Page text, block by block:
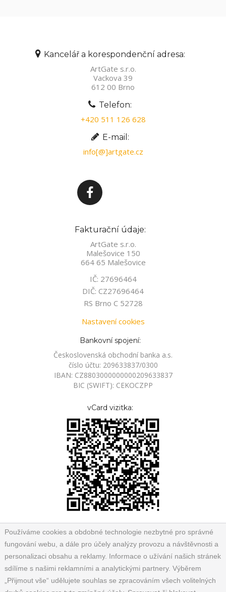
Kancelář a korespondenční adresa:
ArtGate s.r.o.
Vackova 39
612 00 Brno
Telefon:
+420 511 126 628
E-mail:
info[@]artgate.cz
Fakturační údaje:
ArtGate s.r.o.
Malešovice 150
664 65 Malešovice
IČ: 27696464
DIČ: CZ27696464
RS Brno C 52728
Nastavení cookies
Bankovní spojení:
Československá obchodní banka a.s.
číslo účtu: 209633837/0300
IBAN: CZ8803000000000209633837
BIC (SWIFT): CEKOCZPP
vCard vizitka:
Používáme cookies a obdobné technologie nezbytné pro správné
fungování webu, a dále pro účely analýzy provozu a návštěvnosti a
personalizaci obsahu a reklamy. Informace o užívání našich stránek
sdílíme s našimi reklamními a analytickými partnery. Výběrem
„Přijmout vše“ udělujete souhlas se zpracováním všech volitelných